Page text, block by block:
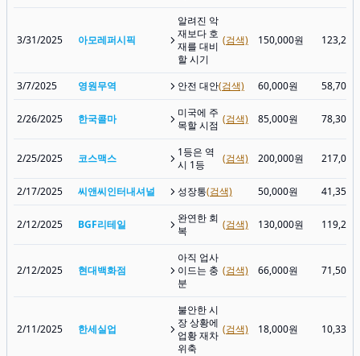
3/31/2025 아모레퍼시픽
알려진 악
재보다 호
재를 대비
할 시기
(검색) 150,000원 123,200
3/7/2025 영원무역 안전 대안(검색) 60,000원 58,700
2/26/2025 한국콜마
미국에 주
목할 시점 (검색) 85,000원 78,300
2/25/2025 코스맥스
1등은 역
시 1등
(검색) 200,000원 217,000
2/17/2025 씨앤씨인터내셔널 성장통(검색) 50,000원 41,350
2/12/2025 BGF리테일
완연한 회
복
(검색) 130,000원 119,200
2/12/2025 현대백화점
아직 업사
이드는 충
분
(검색) 66,000원 71,500
2/11/2025 한세실업
불안한 시
장 상황에
업황 재차
위축
(검색) 18,000원 10,330